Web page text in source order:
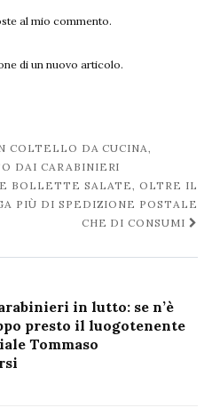
al mio commento.
di un nuovo articolo.
COLTELLO DA CUCINA,
DAI CARABINIERI
E BOLLETTE SALATE, OLTRE IL
PIÙ DI SPEDIZIONE POSTALE
CHE DI CONSUMI
in lutto: se n’è
presto il luogotenente
Tommaso